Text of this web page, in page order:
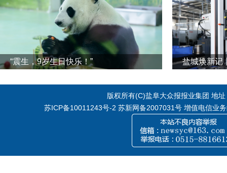
“震生，9岁生日快乐！”
版权所有(C)盐阜大众报报业集团 地
苏ICP备10011243号-2 苏新网备2007031号 增值电信业